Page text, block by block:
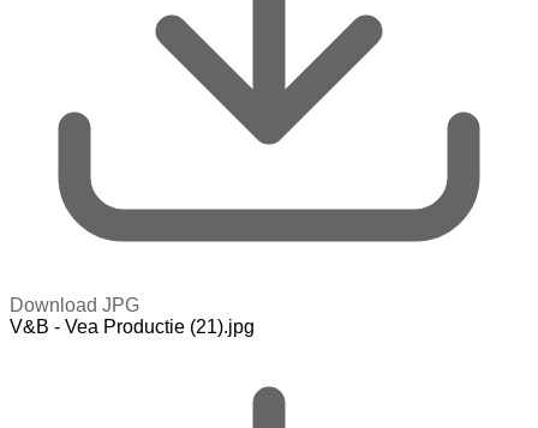
Download JPG
V&B - Vea Productie (21).jpg